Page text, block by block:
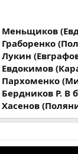
Р. В